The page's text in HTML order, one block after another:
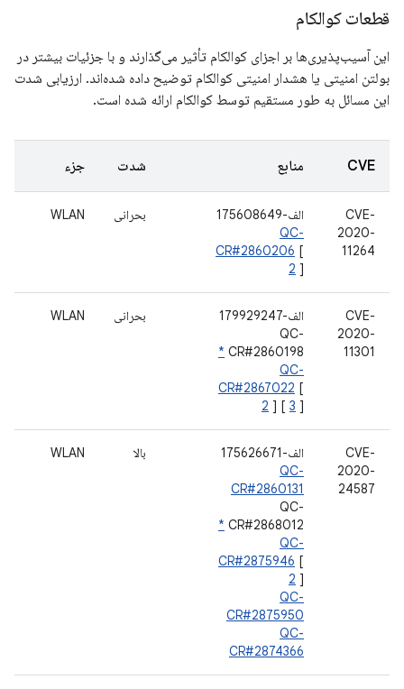
قطعات کوالکام
این آسیب‌پذیری‌ها بر اجزای کوالکام تأثیر می‌گذارند و با جزئیات بیشتر در
بولتن امنیتی یا هشدار امنیتی کوالکام توضیح داده شده‌اند. ارزیابی شدت
این مسائل به طور مستقیم توسط کوالکام ارائه شده است.
CVE منابع شدت جزء
CVE-
2020-
11264
الف-175608649
QC-
CR#2860206 [
2 ]
بحرانی WLAN
CVE-
2020-
11301
الف-179929247
QC-
CR#2860198
*
QC-
CR#2867022 [
2 ] [ 3 ]
بحرانی WLAN
CVE-
2020-
24587
الف-175626671
QC-
CR#2860131
QC-
CR#2868012
*
QC-
CR#2875946 [
2 ]
QC-
CR#2875950
QC-
CR#2874366
بالا WLAN